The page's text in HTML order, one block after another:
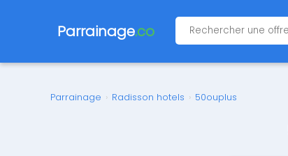
Parrainage.co
Parrainage › Radisson hotels › 50ouplus